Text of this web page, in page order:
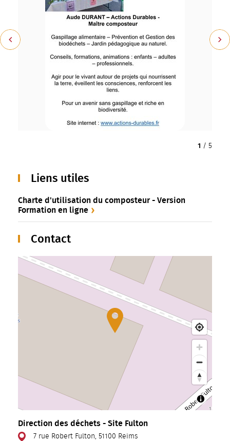
Précédent
1 / 5
Liens utiles
Charte d'utilisation du composteur - Version
Formation en ligne
Contact
Direction des déchets - Site Fulton
7 rue Robert Fulton, 51100 Reims